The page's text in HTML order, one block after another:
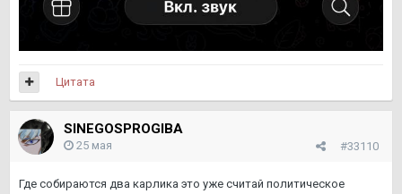
Цитата
SINEGOSPROGIBA
#33110
25 мая
Где собираются два карлика это уже считай политическое